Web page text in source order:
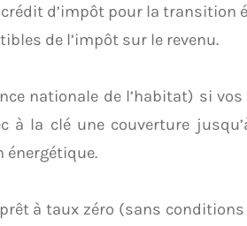
crédit d’impôt pour la transition
de l’impôt sur le revenu.
nationale de l’habitat) si
à la clé une couverture
à taux zéro (sans